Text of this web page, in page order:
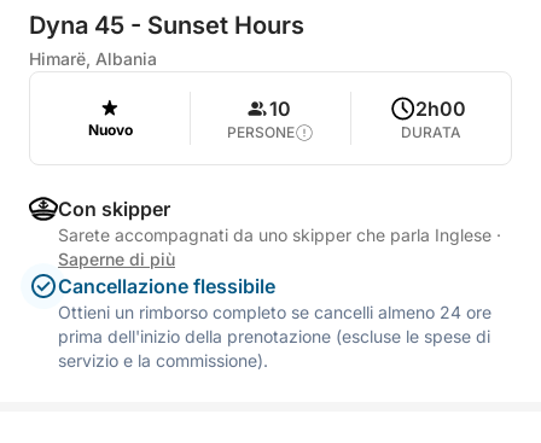
Dyna 45 - Sunset Hours
Himarë, Albania
Nuovo
10
PERSONE
2h00
DURATA
Con skipper
Sarete accompagnati da uno skipper che parla Inglese ·
Saperne di più
Cancellazione flessibile
Ottieni un rimborso completo se cancelli almeno 24 ore
prima dell'inizio della prenotazione (escluse le spese di
servizio e la commissione).